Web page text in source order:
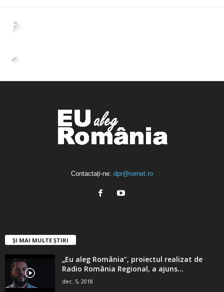
2,265
4,400
Contactați-ne: dpr@rornet.ro
ȘI MAI MULTE ȘTIRI
„Eu aleg România”, proiectul realizat de
Radio România Regional, a ajuns...
dec. 5, 2018